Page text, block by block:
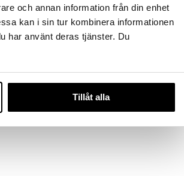
och annan information från din enhet
kan i sin tur kombinera informationen
har använt deras tjänster. Du
Tillåt alla
Tuoli Puu PEPPI
KIDS CONCEPT
74,90
Tyyny Karamelli vihreä
PEPPI
KIDS CONCEPT
15,90